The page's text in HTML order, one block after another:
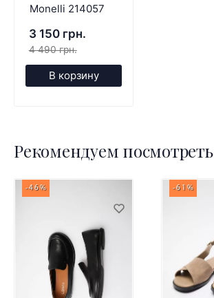
Monelli 214057
3 150 грн.
4 490 грн.
В корзину
Рекомендуем посмотреть
-46% -61%